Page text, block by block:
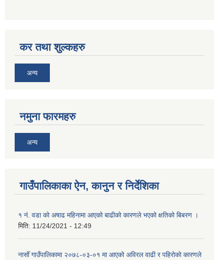
कर तथा शुल्कहरु
अन्य
नमुना फारमहरु
अन्य
गाउँपालिकाका ऐन, कानुन र निर्देशिका
१ नं. वडा को अषाढ महिनामा आएको बाढीको कारणले भएको क्षतिको बिबरण ।
मिति: 11/24/2021 - 12:49
नासोँ गाउँपालिकामा २०७८-०३-०१ मा आएको अविरल वाढी र पहिरोकाे कारणले